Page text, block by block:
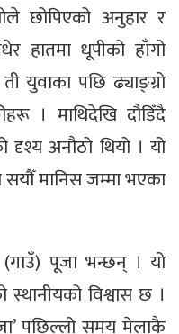
छोपिएको अनुहार र
हातमा धूपीको हाँगो
युवाका पछि ढ्याङ्ग्रो
। माथिदेखि दौडिँदै
अनौठो थियो । यो
सयौँ मानिस जम्मा भएका
पूजा भन्छन् । यो
विश्वास छ ।
पछिल्लो समय मेलाकै